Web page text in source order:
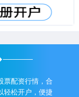
票配资行情，合
轻松开户，便捷